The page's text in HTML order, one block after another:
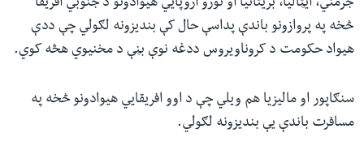
جرمني، ایټالیا، بریتانیا او نورو اروپایي هیوادونو د جنوبي افریقا
څخه په پروازونو باندې پداسې حال کې بندیزونه لګولي چې ددې
هیواد حکومت د کروناویروس ددغه نوې بڼې د مخنیوي هڅه کوي.
سنګاپور او مالیزیا هم ویلي چې د اوو افریقایي هیوادونو څخه په
مسافرت باندې یې بندیزونه لګولي.